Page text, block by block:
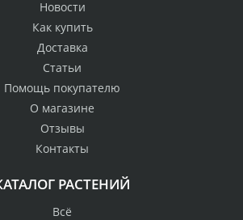
Новости
Как купить
Доставка
Статьи
Помощь покупателю
О магазине
Отзывы
Контакты
РАСТЕНИЙ
Всё